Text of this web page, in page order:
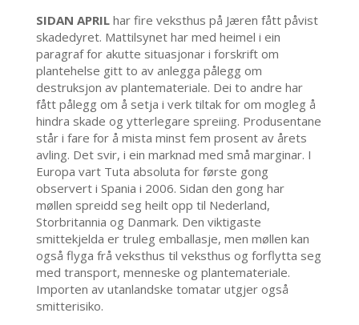
SIDAN APRILhar fire veksthus på Jæren fått påvist
skadedyret. Mattilsynet har med heimel i ein
paragraf for akutte situasjonar i forskrift om
plantehelse gitt to av anlegga pålegg om
destruksjon av plantemateriale. Dei to andre har
fått pålegg om å setja i verk tiltak for om mogleg å
hindra skade og ytterlegare spreiing. Produsentane
står i fare for å mista minst fem prosent av årets
avling. Det svir, i ein marknad med små marginar. I
Europa vart Tuta absoluta for første gong
observert i Spania i 2006. Sidan den gong har
møllen spreidd seg heilt opp til Nederland,
Storbritannia og Danmark. Den viktigaste
smittekjelda er truleg emballasje, men møllen kan
også flyga frå veksthus til veksthus og forflytta seg
med transport, menneske og plantemateriale.
Importen av utanlandske tomatar utgjer også
smitterisiko.